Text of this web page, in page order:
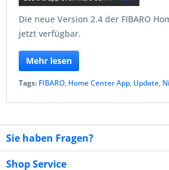
Die neue Version 2.4 der FIBARO
jetzt verfügbar.
Mehr lesen
Tags: FIBARO, Home Center App, Update,
Sie haben Fragen?
Shop Service